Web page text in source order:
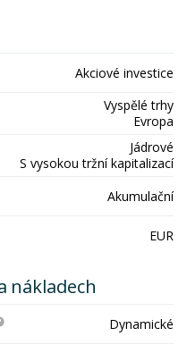
Akciové investice
Vyspělé trhy
Evropa
Jádrové
S vysokou tržní kapitalizací
Akumulační
EUR
nákladech
Dynamické